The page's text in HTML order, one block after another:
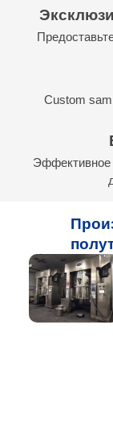
Custom
Эффективное